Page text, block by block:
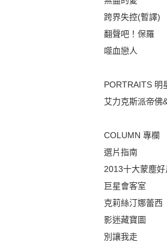
跨界失控(暫譯)
翻聲吧！保羅
噬血戀人
PORTRAITS 明
艾力克斯派帝佛
COLUMN 專欄
選片指南
2013十大蒙塵好
巨星會客室
克莉絲汀娜蕾西
影迷藏寶圖
別讓我走